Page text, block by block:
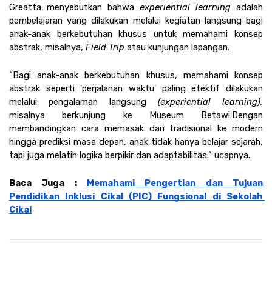
Greatta menyebutkan bahwa experiential learning adalah
pembelajaran yang dilakukan melalui kegiatan langsung bagi
anak-anak berkebutuhan khusus untuk memahami konsep
abstrak, misalnya, Field Trip atau kunjungan lapangan.
“Bagi anak-anak berkebutuhan khusus, memahami konsep
abstrak seperti 'perjalanan waktu' paling efektif dilakukan
melalui pengalaman langsung
misalnya berkunjung ke Museum Betawi.Dengan
membandingkan cara memasak dari tradisional ke modern
hingga prediksi masa depan, anak tidak hanya belajar sejarah,
tapi juga melatih logika berpikir dan adaptabilitas.” ucapnya.
Baca Juga : Memahami Pengertian dan Tujuan
Pendidikan Inklusi Cikal (PIC) Fungsional di Sekolah
Cikal